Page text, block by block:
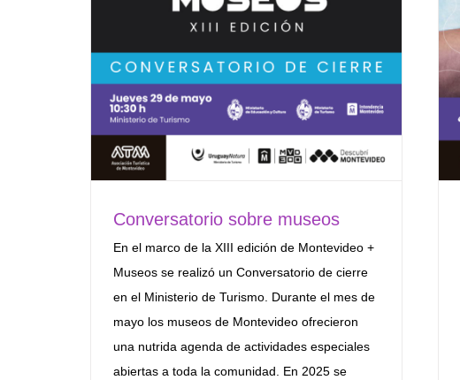
Conversatorio sobre museos
En el marco de la XIII edición de Montevideo +
Museos se realizó un Conversatorio de cierre
en el Ministerio de Turismo. Durante el mes de
mayo los museos de Montevideo ofrecieron
una nutrida agenda de actividades especiales
abiertas a toda la comunidad. En 2025 se